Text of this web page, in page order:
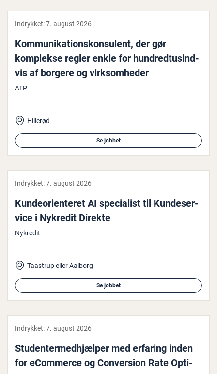
Indrykket:7. august 2026
Kom­mu­ni­ka­tions­kon­su­lent, der gør
komplekse regler enkle for hund­redt­u­sind­
vis af borgere og virk­som­he­der
ATP
Hillerød
Se jobbet
Indrykket:7. august 2026
Kun­de­o­ri­en­te­ret AI spe­ci­a­list til Kun­de­ser­
vi­ce i Nykredit Direkte
Nykredit
Taastrup eller Aalborg
Se jobbet
Indrykket:7. august 2026
Stu­den­ter­med­hjæl­per med erfaring inden
for eCommerce og Con­ver­sion Rate Op­ti­